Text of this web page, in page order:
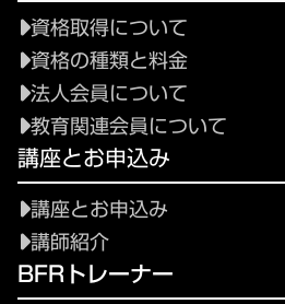
資格取得について
資格の種類と料金
法人会員について
教育関連会員について
講座とお申込み
講座とお申込み
講師紹介
BFRトレーナー